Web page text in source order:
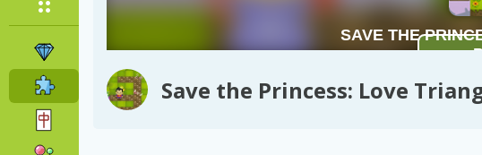
Save the Princess: Love